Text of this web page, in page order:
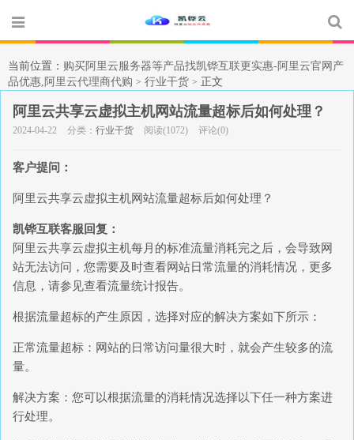
当前位置： 购买阿里云服务器等产品找凯铧互联更实惠-阿里云官网产
品优惠,阿里云代理商代购 > 行业干货 > 正文
阿里云共享云虚拟主机网站流量超标后如何处理？
2024-04-22 分类： 行业干货 阅读(1072) 评论(0)
客户提问：
阿里云共享云虚拟主机网站流量超标后如何处理？
凯铧互联客服回复：
阿里云共享云虚拟主机每月的标准流量消耗完之后，会导致网
站无法访问，您需要及时查看网站日常流量的消耗情况，更多
信息，请参见查看流量统计报告。
根据流量超标的产生原因，选择对应的解决方案如下所示：
正常流量超标：网站的日常访问量很大时，就会产生较多的流
量。
解决方案：您可以根据流量的消耗情况选择以下任一种方案进
行处理。